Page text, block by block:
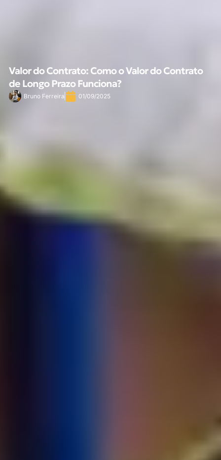
Valor do Contrato: Como o Valor do Contrato
de Longo Prazo Funciona?
Bruno Ferreira 01/09/2025